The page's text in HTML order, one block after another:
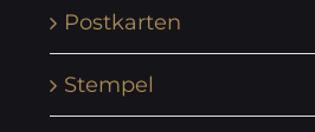
Postkarten
Stempel